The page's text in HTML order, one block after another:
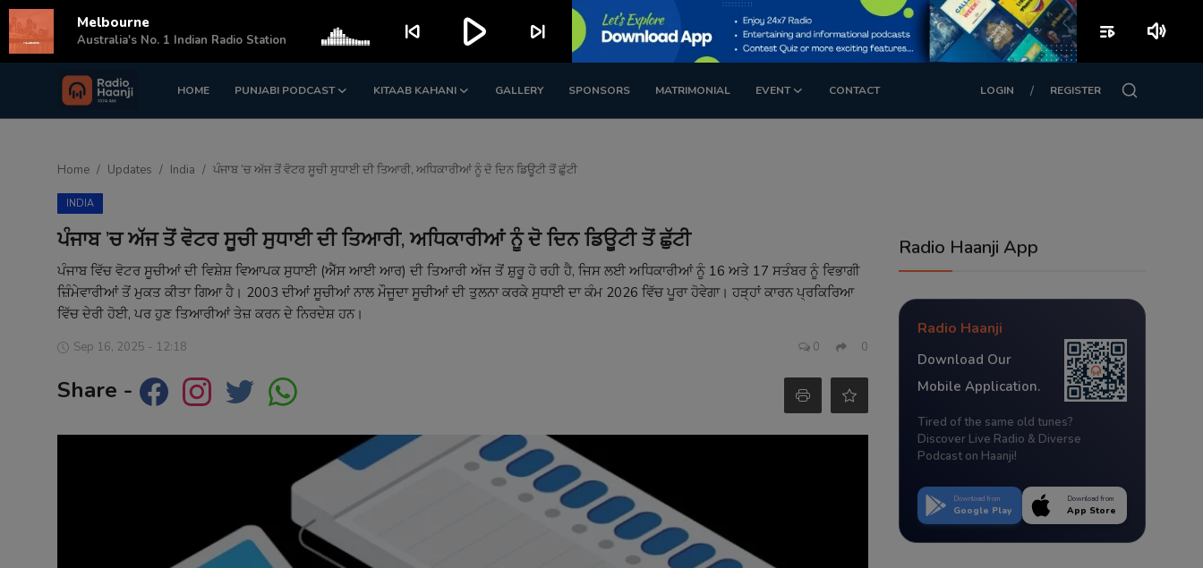
HOME PUNJABI PODCAST KITAAB KAHANI GALLERY SPONSORS MATRIMONIAL EVENT CONTACT LOGIN / REGISTER
Login Register
Punjabi Podcast
Kitaab Kahani
Sponsors
Matrimonial
Home Updates India ਪੰਜਾਬ ’ਚ ਅੱਜ ਤੋਂ ਵੋਟਰ ਸੂਚੀ ਸੁਧਾਈ ਦੀ ਤਿਆਰੀ, ਅਧਿਕਾਰੀਆਂ ਨੂੰ ਦੋ ਦਿਨ ਡਿਊਟੀ ਤੋਂ ਛੁੱਟੀ
INDIA
ਪੰਜਾਬ ’ਚ ਅੱਜ ਤੋਂ ਵੋਟਰ ਸੂਚੀ ਸੁਧਾਈ ਦੀ ਤਿਆਰੀ, ਅਧਿਕਾਰੀਆਂ ਨੂੰ ਦੋ ਦਿਨ ਡਿਊਟੀ ਤੋਂ ਛੁੱਟੀ
ਪੰਜਾਬ ਵਿੱਚ ਵੋਟਰ ਸੂਚੀਆਂ ਦੀ ਵਿਸ਼ੇਸ਼ ਵਿਆਪਕ ਸੁਧਾਈ (ਐੱਸ ਆਈ ਆਰ) ਦੀ ਤਿਆਰੀ ਅੱਜ ਤੋਂ ਸ਼ੁਰੂ ਹੋ ਰਹੀ ਹੈ, ਜਿਸ ਲਈ ਅਧਿਕਾਰੀਆਂ ਨੂੰ 16 ਅਤੇ 17 ਸਤੰਬਰ ਨੂੰ ਵਿਭਾਗੀ
ਜ਼ਿੰਮੇਵਾਰੀਆਂ ਤੋਂ ਮੁਕਤ ਕੀਤਾ ਗਿਆ ਹੈ। 2003 ਦੀਆਂ ਸੂਚੀਆਂ ਨਾਲ ਮੌਜੂਦਾ ਸੂਚੀਆਂ ਦੀ ਤੁਲਨਾ ਕਰਕੇ ਸੁਧਾਈ ਦਾ ਕੰਮ 2026 ਵਿੱਚ ਪੂਰਾ ਹੋਵੇਗਾ। ਹੜ੍ਹਾਂ ਕਾਰਨ ਪ੍ਰਕਿਰਿਆ
ਵਿੱਚ ਦੇਰੀ ਹੋਈ, ਪਰ ਹੁਣ ਤਿਆਰੀਆਂ ਤੇਜ਼ ਕਰਨ ਦੇ ਨਿਰਦੇਸ਼ ਹਨ।
Sep 16, 2025 - 12:18 0 0
Share -
Radio Haanji App
Radio Haanji
Download Our
Mobile Application.
Tired of the same old tunes?
Discover Live Radio & Diverse
Podcast on Haanji!
Download from
Google Play
Download from
App Store
Melbourne
Australia's No. 1 Indian Radio Station skip_previous play_arrow skip_next playlist_play volume_up